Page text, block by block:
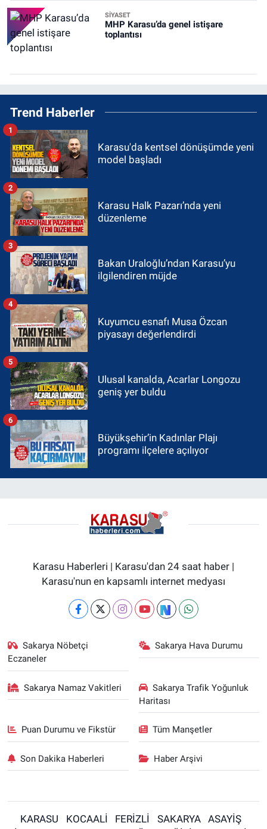
SİYASET
MHP Karasu’da genel istişare
toplantısı
Trend Haberler
Karasu'da kentsel dönüşümde yeni
model başladı
1
Karasu Halk Pazarı’nda yeni
düzenleme
2
Bakan Uraloğlu’ndan Karasu’yu
ilgilendiren müjde
3
Kuyumcu esnafı Musa Özcan
piyasayı değerlendirdi
4
Ulusal kanalda, Acarlar Longozu
geniş yer buldu
5
Büyükşehir’in Kadınlar Plajı
programı ilçelere açılıyor
6
Karasu Haberleri | Karasu'dan 24 saat haber |
Karasu'nun en kapsamlı internet medyası
Sakarya Nöbetçi
Eczaneler
Sakarya Hava Durumu
Sakarya Namaz Vakitleri
Sakarya Trafik Yoğunluk
Haritası
Puan Durumu ve Fikstür Tüm Manşetler
Son Dakika Haberleri Haber Arşivi
KARASU KOCAALİ FERİZLİ SAKARYA
ASAYİŞ